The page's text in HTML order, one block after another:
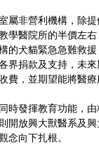
屬非營利機構，除
學醫院所的半價左
的犬貓緊急急難救
界捐款及支持，未
費，並期望能將醫療
時發揮教育功能，
開放興大獸醫系及
念向下扎根。